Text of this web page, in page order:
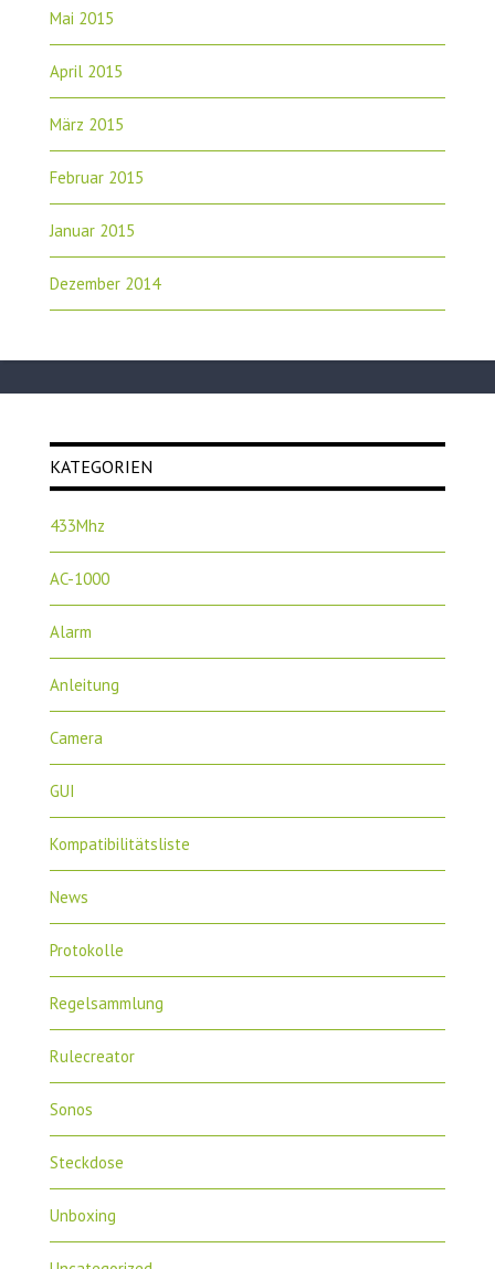
Mai 2015
April 2015
März 2015
Februar 2015
Januar 2015
Dezember 2014
KATEGORIEN
433Mhz
AC-1000
Alarm
Anleitung
Camera
GUI
Kompatibilitätsliste
News
Protokolle
Regelsammlung
Rulecreator
Sonos
Steckdose
Unboxing